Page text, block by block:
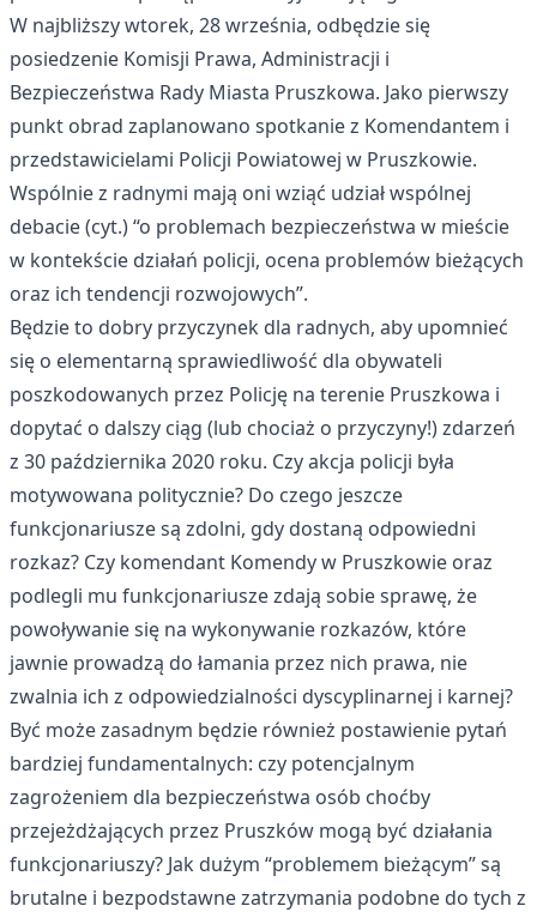
W najbliższy wtorek, 28 września, odbędzie się
posiedzenie Komisji Prawa, Administracji i
Bezpieczeństwa Rady Miasta Pruszkowa. Jako pierwszy
punkt obrad zaplanowano spotkanie z Komendantem i
przedstawicielami Policji Powiatowej w Pruszkowie.
Wspólnie z radnymi mają oni wziąć udział wspólnej
debacie (cyt.) “o problemach bezpieczeństwa w mieście
w kontekście działań policji, ocena problemów bieżących
oraz ich tendencji rozwojowych”.
Będzie to dobry przyczynek dla radnych, aby upomnieć
się o elementarną sprawiedliwość dla obywateli
poszkodowanych przez Policję na terenie Pruszkowa i
dopytać o dalszy ciąg (lub chociaż o przyczyny!) zdarzeń
z 30 października 2020 roku. Czy akcja policji była
motywowana politycznie? Do czego jeszcze
funkcjonariusze są zdolni, gdy dostaną odpowiedni
rozkaz? Czy komendant Komendy w Pruszkowie oraz
podlegli mu funkcjonariusze zdają sobie sprawę, że
powoływanie się na wykonywanie rozkazów, które
jawnie prowadzą do łamania przez nich prawa, nie
zwalnia ich z odpowiedzialności dyscyplinarnej i karnej?
Być może zasadnym będzie również postawienie pytań
bardziej fundamentalnych: czy potencjalnym
zagrożeniem dla bezpieczeństwa osób choćby
przejeżdżających przez Pruszków mogą być działania
funkcjonariuszy? Jak dużym “problemem bieżącym” są
brutalne i bezpodstawne zatrzymania podobne do tych z